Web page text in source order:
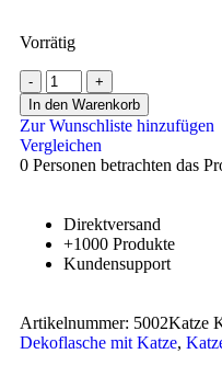
Vorrätig
In den Warenkorb
Zur Wunschliste hinzufügen
Vergleichen
0 Personen betrachten das
Direktversand
+1000 Produkte
Kundensupport
Artikelnummer: 5002Katze
Dekoflasche mit Katze,